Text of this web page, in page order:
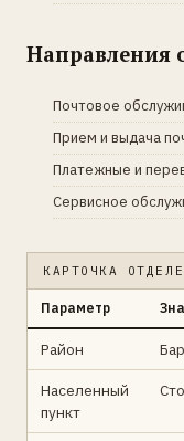
Направления
Почтовое
Прием и выдача
Платежные и
Сервисное
КАРТОЧКА
Параметр
Район
Населенный
пункт